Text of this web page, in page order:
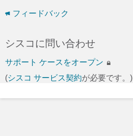
フィードバック
シスコに問い合わせ
サポート ケースをオープン
(シスコ サービス契約が必要です。)